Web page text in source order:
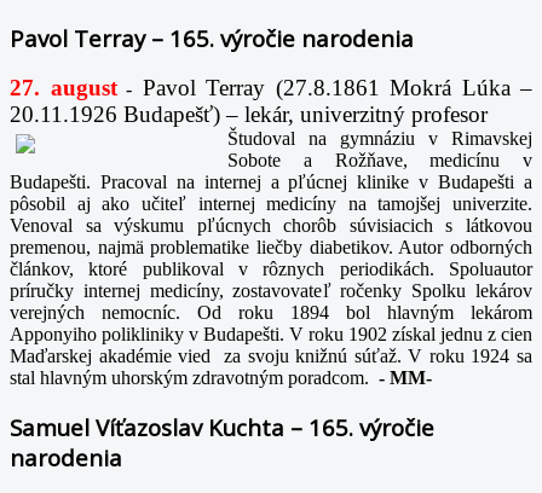
Pavol Terray – 165. výročie narodenia
27. august- Pavol Terray (27.8.1861 Mokrá Lúka –
20.11.1926 Budapešť) – lekár, univerzitný profesor
Študoval na gymnáziu v Rimavskej
Sobote a Rožňave, medicínu v
Budapešti. Pracoval na internej a pľúcnej klinike v Budapešti a
pôsobil aj ako učiteľ internej medicíny na tamojšej univerzite.
Venoval sa výskumu pľúcnych chorôb súvisiacich s látkovou
premenou, najmä problematike liečby diabetikov. Autor odborných
článkov, ktoré publikoval v rôznych periodikách. Spoluautor
príručky internej medicíny, zostavovateľ ročenky Spolku lekárov
verejných nemocníc. Od roku 1894 bol hlavným lekárom
Apponyiho polikliniky v Budapešti. V roku 1902 získal jednu z cien
Maďarskej akadémie vied za svoju knižnú súťaž. V roku 1924 sa
stal hlavným uhorským zdravotným poradcom. - MM-
Samuel Víťazoslav Kuchta – 165. výročie
narodenia